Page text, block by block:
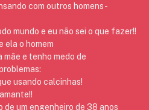
com outros homens -
mundo e eu não sei o que fazer!!
ela o homem
mãe e tenho medo de
usando calcinhas!
de um engenheiro de 38 anos